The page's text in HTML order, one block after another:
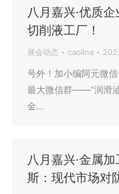
八月嘉兴·优质
切削液工厂！
展会动态 caolina
号外！加小编阿元微
最大微信群——“润滑
金…
八月嘉兴·金属
斯：现代市场对